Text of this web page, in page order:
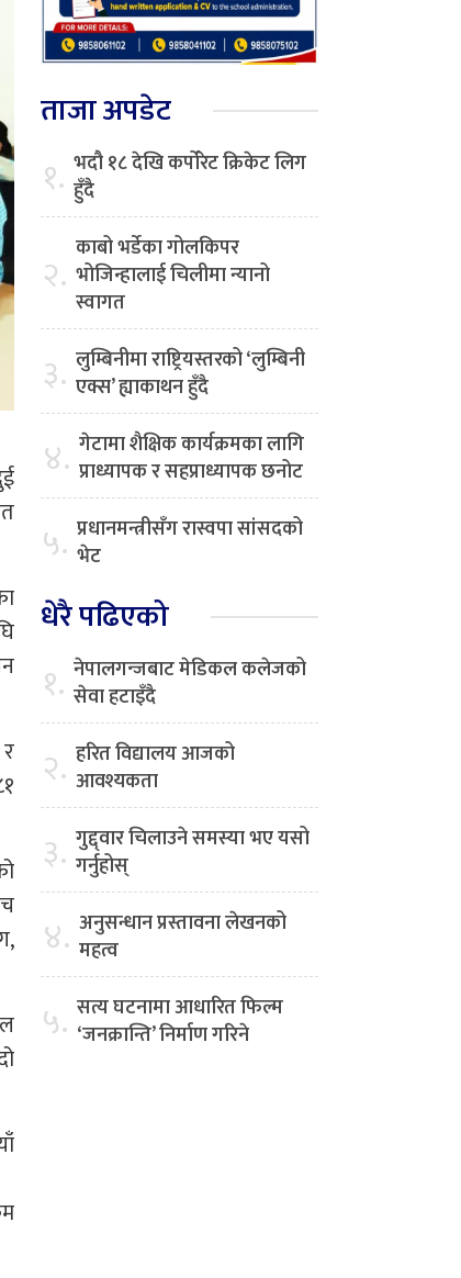
ताजा अपडेट
१. भदौ १८ देखि कर्पोरेट क्रिकेट लिग
हुँदै
२. काबो भर्डेका गोलकिपर
भोजिन्हालाई चिलीमा न्यानो
स्वागत
३. लुम्बिनीमा राष्ट्रियस्तरको ‘लुम्बिनी
एक्स’ ह्याकाथन हुँदै
४. गेटामा शैक्षिक कार्यक्रमका लागि
प्राध्यापक र सहप्राध्यापक छनोट
५. प्रधानमन्त्रीसँग रास्वपा सांसदको
भेट
धेरै पढिएको
१. नेपालगन्जबाट मेडिकल कलेजको
सेवा हटाइँदै
२. हरित विद्यालय आजको
आवश्यकता
३. गुद्द्वार चिलाउने समस्या भए यसो
गर्नुहोस्
४. अनुसन्धान प्रस्तावना लेखनको
महत्व
५. सत्य घटनामा आधारित फिल्म
‘जनक्रान्ति’ निर्माण गरिने